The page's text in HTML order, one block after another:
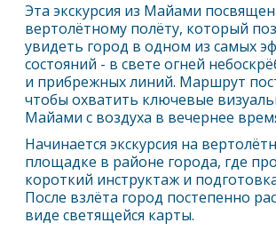
Эта экскурсия из Майами
вертолётному полёту, который
увидеть город в одном из самых
состояний - в свете огней
и прибрежных линий. Маршрут
чтобы охватить ключевые
Майами с воздуха в вечернее
Начинается экскурсия на
площадке в районе города, где
короткий инструктаж и
После взлёта город постепенно
виде светящейся карты.